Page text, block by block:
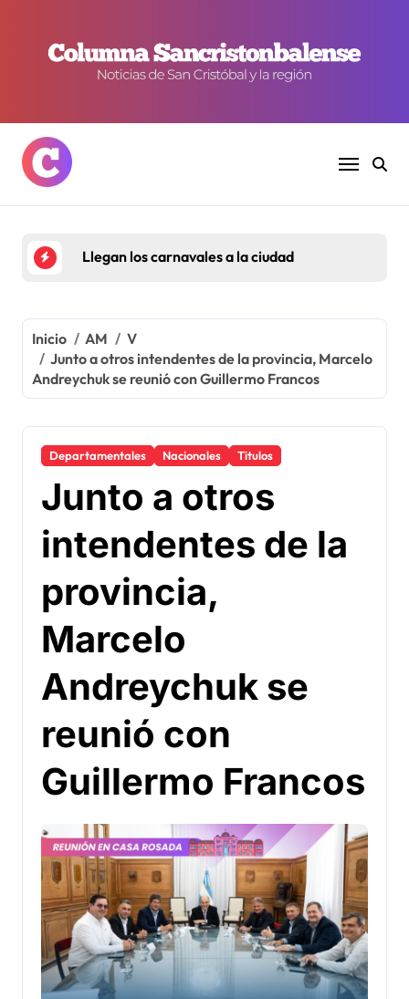
contenido
Llegan los carnavales a la ciudad
Inicio AM
V
Junto a otros intendentes de la provincia, Marcelo
Andreychuk se reunió con Guillermo Francos
Departamentales Nacionales Titulos
Junto a otros
intendentes de la
provincia,
Marcelo
Andreychuk se
reunió con
Guillermo Francos